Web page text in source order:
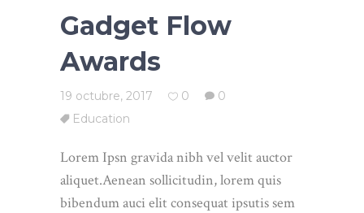
Gadget Flow
Awards
19 octubre, 2017 0
0
Education
Lorem Ipsn gravida nibh vel velit auctor
aliquet.Aenean sollicitudin, lorem quis
bibendum auci elit consequat ipsutis sem